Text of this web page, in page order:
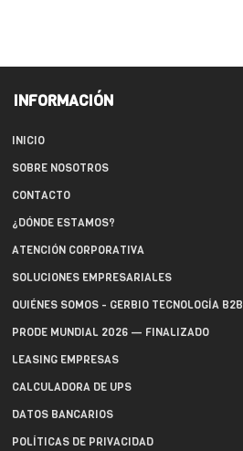
INFORMACIÓN
INICIO
SOBRE NOSOTROS
CONTACTO
¿DÓNDE ESTAMOS?
ATENCIÓN CORPORATIVA
SOLUCIONES EMPRESARIALES
QUIÉNES SOMOS - GERBIO TECNOLOGÍA B2B
PRODE MUNDIAL 2026 — FINALIZADO
LEASING EMPRESAS
CALCULADORA DE UPS
DATOS BANCARIOS
POLÍTICAS DE PRIVACIDAD